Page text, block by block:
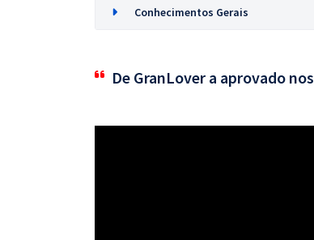
Conhecimentos Gerais
De GranLover a aprovado